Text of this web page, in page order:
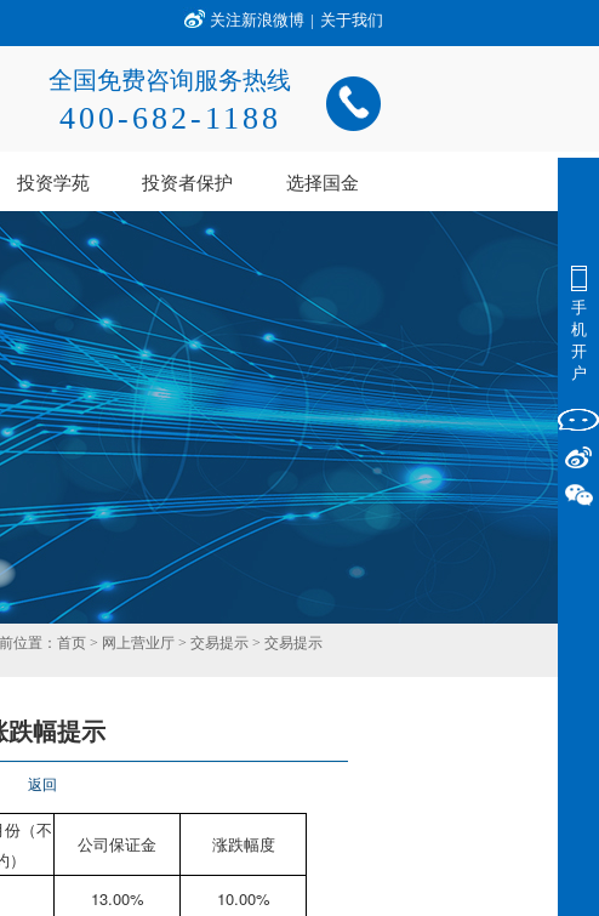
关注新浪微博 | 关于我们
全国免费咨询服务热线
400-682-1188
投资学苑 投资者保护 选择国金
位置： 首页 > 网上营业厅 > 交易提示 > 交易提示
跌幅提示
返回
（不
公司保证金 涨跌幅度
13.00%
10.00%
手
机
开
户